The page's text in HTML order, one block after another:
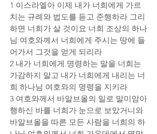
1 이스라엘아 이제 내가 너희에게 가르
치는 규례와 법도를 듣고 준행하라 그리
하면 너희가 살 것이요 너희 조상의 하나
님 여호와께서 너희에게 주시는 땅에 들
어가서 그것을 얻게 되리라
2 내가 너희에게 명령하는 말을 너희는
가감하지 말고 내가 너희에게 내리는 너
희 하나님 여호와의 명령을 지키라
3 여호와께서 바알브올의 일로 말미암아
행하신 바를 너희가 눈으로 보았거니와
바알브올을 따른 모든 사람을 너희의 하